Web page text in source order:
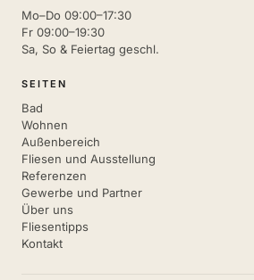
Mo–Do 09:00–17:30
Fr 09:00–19:30
Sa, So & Feiertag geschl.
SEITEN
Bad
Wohnen
Außenbereich
Fliesen und Ausstellung
Referenzen
Gewerbe und Partner
Über uns
Fliesentipps
Kontakt